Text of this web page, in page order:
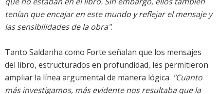
tenían que encajar en este mundo y reflejar el mensaje y
las sensibilidades de la obra".
Tanto Saldanha como Forte señalan que los mensajes
del libro, estructurados en profundidad, les permitieron
ampliar la línea argumental de manera lógica. "Cuanto
más investigamos, más evidente nos resultaba que la